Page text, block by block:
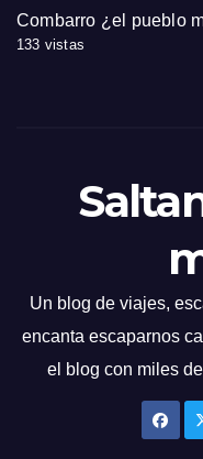
Combarro ¿el pueblo
133 vistas
Un blog de viajes,
encanta escaparnos
el blog con miles